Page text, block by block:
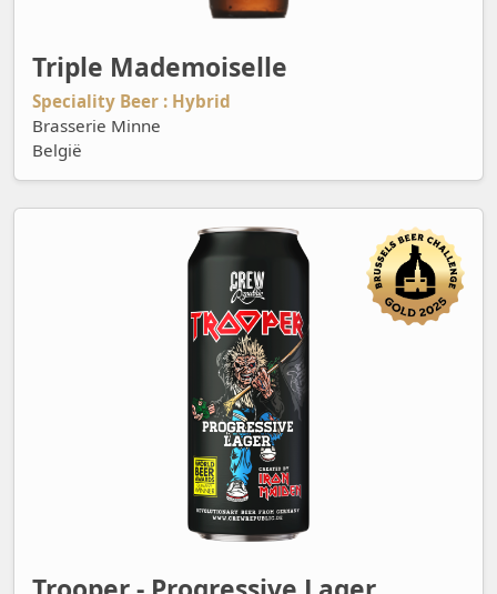
Triple Mademoiselle
Speciality Beer : Hybrid
Brasserie Minne
België
Trooper - Progressive Lager